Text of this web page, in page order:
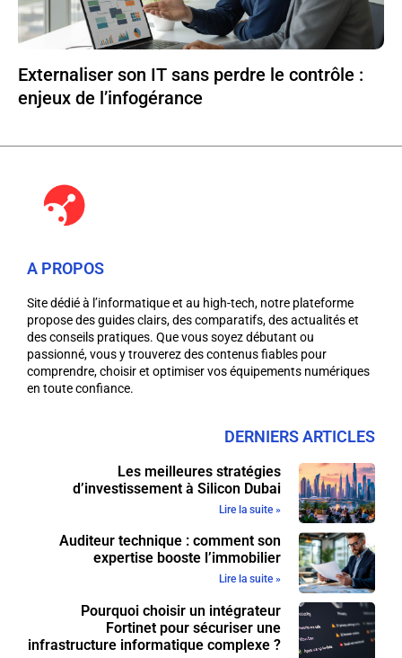
Externaliser son IT sans perdre le contrôle :
enjeux de l’infogérance
A PROPOS
Site dédié à l’informatique et au high-tech, notre plateforme
propose des guides clairs, des comparatifs, des actualités et
des conseils pratiques. Que vous soyez débutant ou
passionné, vous y trouverez des contenus fiables pour
comprendre, choisir et optimiser vos équipements numériques
en toute confiance.
DERNIERS ARTICLES
Les meilleures stratégies
d’investissement à Silicon Dubai
Lire la suite »
Auditeur technique : comment son
expertise booste l’immobilier
Lire la suite »
Pourquoi choisir un intégrateur
Fortinet pour sécuriser une
infrastructure informatique complexe ?